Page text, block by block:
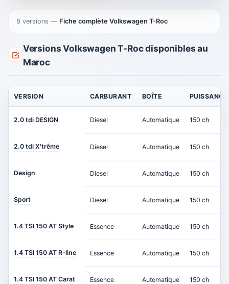
8 versions — Fiche complète Volkswagen T-Roc
Versions Volkswagen T-Roc disponibles au
Maroc
VERSION CARBURANT BOÎTE PUISSANCE
2.0 tdi DESIGN Diesel Automatique 150 ch
2.0 tdi X'trême Diesel Automatique 150 ch
Design Diesel Automatique 150 ch
Sport Diesel Automatique 150 ch
1.4 TSI 150 AT Style Essence Automatique 150 ch
1.4 TSI 150 AT R-line Essence Automatique 150 ch
1.4 TSI 150 AT Carat Essence Automatique 150 ch